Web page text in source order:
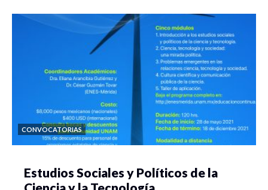
CONVOCATORIAS
Estudios Sociales y Políticos de la